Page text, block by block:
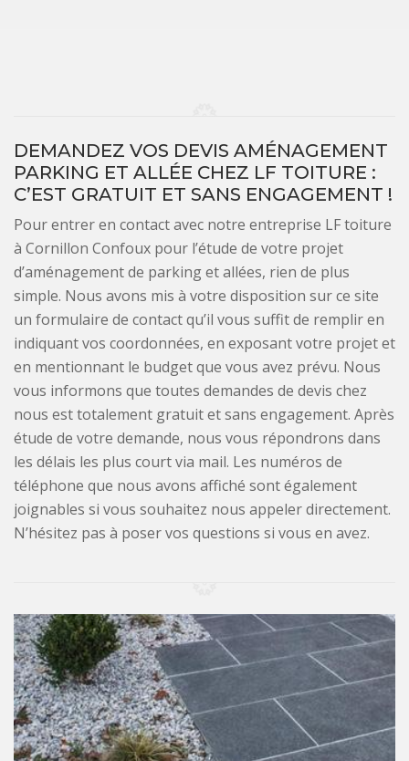
DEMANDEZ VOS DEVIS AMÉNAGEMENT
PARKING ET ALLÉE CHEZ LF TOITURE :
C’EST GRATUIT ET SANS ENGAGEMENT !
Pour entrer en contact avec notre entreprise LF toiture
à Cornillon Confoux pour l’étude de votre projet
d’aménagement de parking et allées, rien de plus
simple. Nous avons mis à votre disposition sur ce site
un formulaire de contact qu’il vous suffit de remplir en
indiquant vos coordonnées, en exposant votre projet et
en mentionnant le budget que vous avez prévu. Nous
vous informons que toutes demandes de devis chez
nous est totalement gratuit et sans engagement. Après
étude de votre demande, nous vous répondrons dans
les délais les plus court via mail. Les numéros de
téléphone que nous avons affiché sont également
joignables si vous souhaitez nous appeler directement.
N’hésitez pas à poser vos questions si vous en avez.